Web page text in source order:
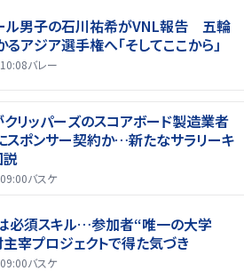
ル男子の石川祐希がVNL報告 五輪
アジア選手権へ「そしてここから」
バレー
クリッパーズのスコアボード製造業者
スポンサー契約か‬…新たなサラリーキ
説
バスケ
必須スキル…参加者“唯一の大学
宰プロジェクトで得た気づき
バスケ